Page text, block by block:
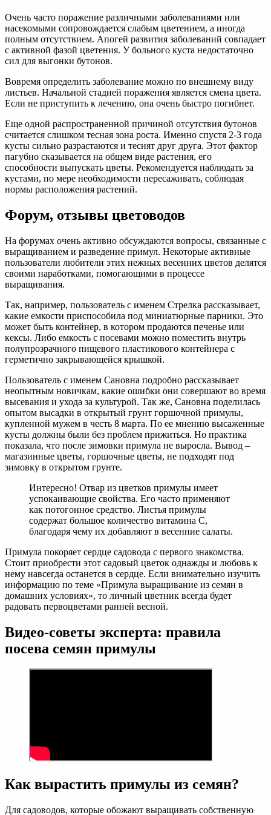
Очень часто поражение различными заболеваниями или
насекомыми сопровождается слабым цветением, а иногда
полным отсутствием. Апогей развития заболеваний совпадает
с активной фазой цветения. У больного куста недостаточно
сил для выгонки бутонов.
Вовремя определить заболевание можно по внешнему виду
листьев. Начальной стадией поражения является смена цвета.
Если не приступить к лечению, она очень быстро погибнет.
Еще одной распространенной причиной отсутствия бутонов
считается слишком тесная зона роста. Именно спустя 2-3 года
кусты сильно разрастаются и теснят друг друга. Этот фактор
пагубно сказывается на общем виде растения, его
способности выпускать цветы. Рекомендуется наблюдать за
кустами, по мере необходимости пересаживать, соблюдая
нормы расположения растений.
Форум, отзывы цветоводов
На форумах очень активно обсуждаются вопросы, связанные с
выращиванием и разведение примул. Некоторые активные
пользователи любители этих нежных весенних цветов делятся
своими наработками, помогающими в процессе
выращивания.
Так, например, пользователь с именем Стрелка рассказывает,
какие емкости приспособила под миниатюрные парники. Это
может быть контейнер, в котором продаются печенье или
кексы. Либо емкость с посевами можно поместить внутрь
полупрозрачного пищевого пластикового контейнера с
герметично закрывающейся крышкой.
Пользователь с именем Сановна подробно рассказывает
неопытным новичкам, какие ошибки они совершают во время
высевания и ухода за культурой. Так же, Сановна поделилась
опытом высадки в открытый грунт горшочной примулы,
купленной мужем в честь 8 марта. По ее мнению высаженные
кусты должны были без проблем прижиться. Но практика
показала, что после зимовки примула не выросла. Вывод –
магазинные цветы, горшочные цветы, не подходят под
зимовку в открытом грунте.
Интересно! Отвар из цветков примулы имеет
успокаивающие свойства. Его часто применяют
как потогонное средство. Листья примулы
содержат большое количество витамина С,
благодаря чему их добавляют в весенние салаты.
Примула покоряет сердце садовода с первого знакомства.
Стоит приобрести этот садовый цветок однажды и любовь к
нему навсегда останется в сердце. Если внимательно изучить
информацию по теме «Примула выращивание из семян в
домашних условиях», то личный цветник всегда будет
радовать первоцветами ранней весной.
Видео-советы эксперта: правила
посева семян примулы
Как вырастить примулы из семян?
Для садоводов, которые обожают выращивать собственную